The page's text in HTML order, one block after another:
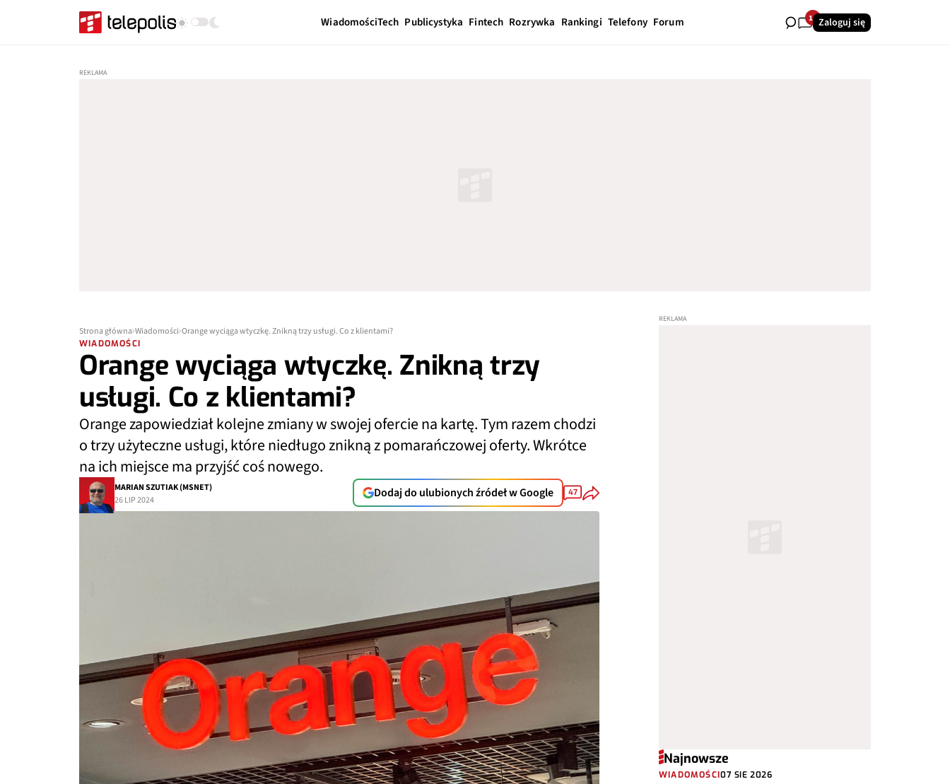
WiadomościTech Publicystyka Fintech Rozrywka Rankingi Telefony Forum 14Zaloguj się
Strona główna Wiadomości Orange wyciąga wtyczkę. Znikną trzy usługi. Co z klientami?
WIADOMOŚCI
Orange wyciąga wtyczkę. Znikną trzy
usługi. Co z klientami?
Orange zapowiedział kolejne zmiany w swojej ofercie na kartę. Tym razem chodzi
o trzy użyteczne usługi, które niedługo znikną z pomarańczowej oferty. Wkrótce
na ich miejsce ma przyjść coś nowego.
MARIAN SZUTIAK (MSNET)
26 LIP 2024
Dodaj do ulubionych źródeł w Google 47
Najnowsze
WIADOMOŚCI07 SIE 2026